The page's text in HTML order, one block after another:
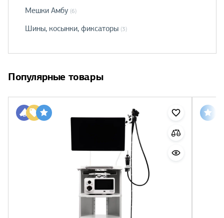
Мешки Амбу (6)
Шины, косынки, фиксаторы (3)
Популярные товары